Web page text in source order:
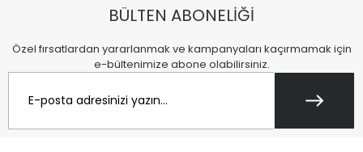
BÜLTEN ABONELİĞİ
Özel fırsatlardan yararlanmak ve kampanyaları kaçırmamak için
e-bültenimize abone olabilirsiniz.